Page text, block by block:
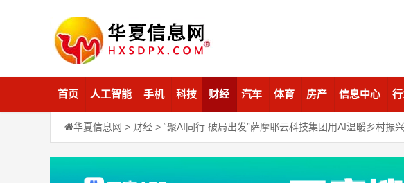
首页 人工智能 手机 科技 财经 汽车 体育 房产 信息中心
华夏信息网 > 财经 > “聚AI同行 破局出发”萨摩耶云科技集团用AI温暖乡村振兴